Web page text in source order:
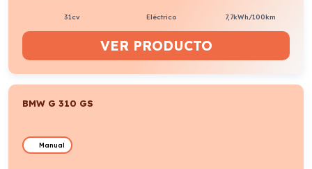
31cv Eléctrico 7,7kWh/100km
VER PRODUCTO
BMW G 310 GS
Manual